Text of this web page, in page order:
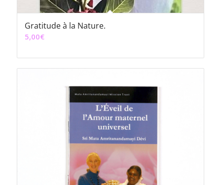
Gratitude à la Nature.
5,00€